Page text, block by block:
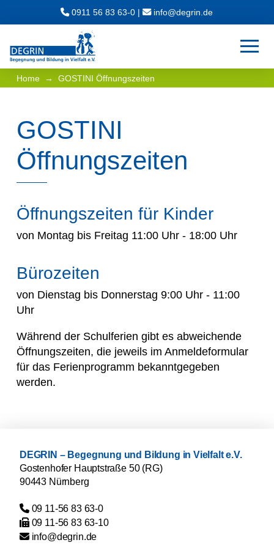
0911 56 83 63-0 | ed.nirged@ofni
Home → GOSTINI Öffnungszeiten
GOSTINI
Öffnungszeiten
Öffnungszeiten für Kinder
von Montag bis Freitag 11:00 Uhr - 18:00 Uhr
Bürozeiten
von Dienstag bis Donnerstag 9:00 Uhr - 11:00
Uhr
Während der Schulferien gibt es abweichende
Öffnungszeiten, die jeweils im Anmeldeformular
für das Ferienprogramm bekanntgegeben
werden.
DEGRIN – Begegnung und Bildung in Vielfalt e.V.
Gostenhofer Hauptstraße 50 (RG)
90443 Nürnberg
09 11-56 83 63-0
09 11-56 83 63-10
ed.nirged@ofni